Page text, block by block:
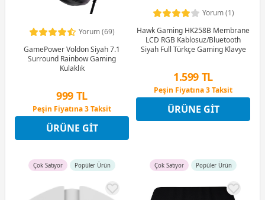
Yorum (69)
GamePower Voldon Siyah 7.1
Surround Rainbow Gaming
Kulaklık
999 TL
Peşin Fiyatına 3 Taksit
12 Ay x 118 TL taksitle
Peşin Fiyatına 3 Taksit
ÜRÜNE GIT
Yorum (1)
Hawk Gaming HK258B Membrane
LCD RGB Kablosuz/Bluetooth
Siyah Full Türkçe Gaming Klavye
1.599 TL
Peşin Fiyatına 3 Taksit
12 Ay x 188 TL taksitle
Peşin Fiyatına 3 Taksit
ÜRÜNE GIT
Çok Satıyor Popüler Ürün Çok Satıyor Popüler Ürün